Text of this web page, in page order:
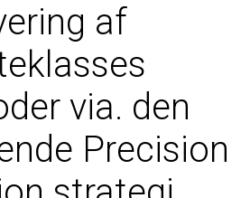
af
via. den
Precision